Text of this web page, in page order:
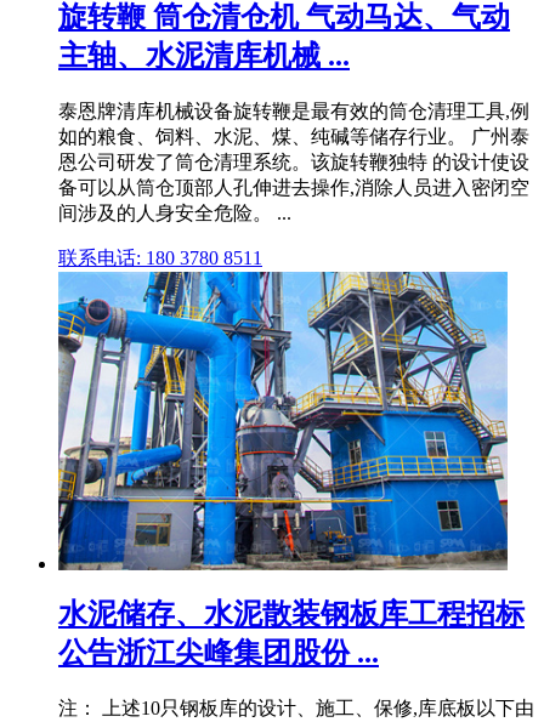
旋转鞭 筒仓清仓机 气动马达、气动
主轴、水泥清库机械 ...
泰恩牌清库机械设备旋转鞭是最有效的筒仓清理工具,例
如的粮食、饲料、水泥、煤、纯碱等储存行业。 广州泰
恩公司研发了筒仓清理系统。该旋转鞭独特 的设计使设
备可以从筒仓顶部人孔伸进去操作,消除人员进入密闭空
间涉及的人身安全危险。 ...
联系电话: 180 3780 8511
水泥储存、水泥散装钢板库工程招标
公告浙江尖峰集团股份 ...
注： 上述10只钢板库的设计、施工、保修,库底板以下由